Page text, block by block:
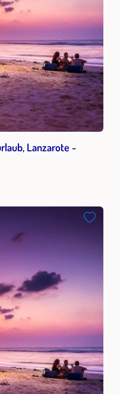
Lanzarote -